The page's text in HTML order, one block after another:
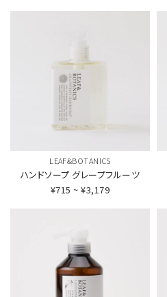
LEAF&BOTANICS
ハンドソープ グレープフルーツ
¥715 ~ ¥3,179